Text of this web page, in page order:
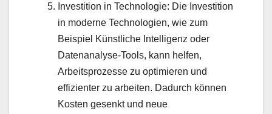
Investition in Technologie: Die Investition
in moderne Technologien, wie zum
Beispiel Künstliche Intelligenz oder
Datenanalyse-Tools, kann helfen,
Arbeitsprozesse zu optimieren und
effizienter zu arbeiten. Dadurch können
Kosten gesenkt und neue